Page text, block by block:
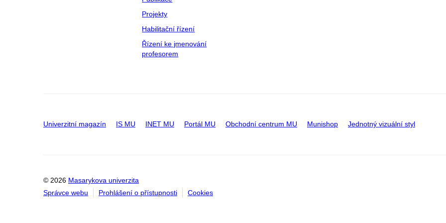
Projekty
Habilitační řízení
Řízení ke jmenování
profesorem
Univerzitní magazín IS MU INET MU Portál MU Obchodní centrum MU Munishop Jednotný vizuální styl
© 2026 Masarykova univerzita
Správce webu
Prohlášení o přístupnosti Cookies